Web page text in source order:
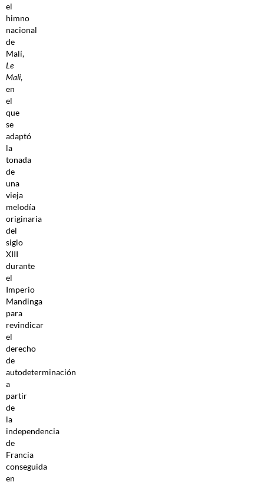
el
himno
nacional
de
Malí,
Le
Mali,
en
el
que
se
adaptó
la
tonada
de
una
vieja
melodía
originaria
del
siglo
XIII
durante
el
Imperio
Mandinga
para
revindicar
el
derecho
de
autodeterminación
a
partir
de
la
independencia
de
Francia
conseguida
en